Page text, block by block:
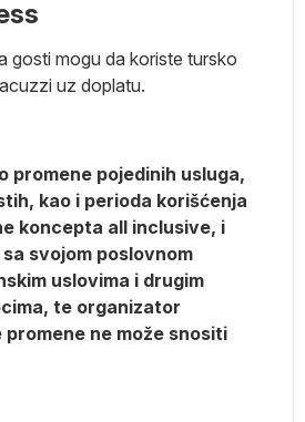
gosti mogu da koriste tursko
uz doplatu.
promene pojedinih usluga,
kao i perioda korišćenja
koncepta all inclusive, i
svojom poslovnom
uslovima i drugim
te organizator
ne može snositi